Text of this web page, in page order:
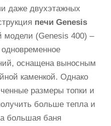
даже двухэтажных
печи Genesis
модели (Genesis 400) –
оснащена выносным
каменкой. Однако
размеры топки и
больше тепла и
большая баня